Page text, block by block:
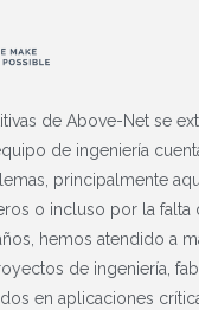
de Above-Net se
de ingeniería
principalmente
o incluso por la
hemos atendido a
de ingeniería,
en aplicaciones